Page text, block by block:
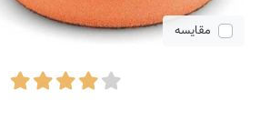
مقایسه